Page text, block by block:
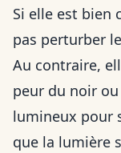
Si elle est bien
pas perturber
Au contraire,
peur du noir
lumineux pour
que la lumière